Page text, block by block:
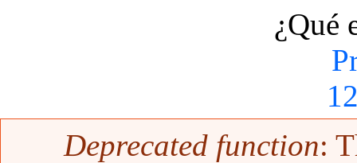
¿Qué
1
Mensaje de error
Deprecated function: